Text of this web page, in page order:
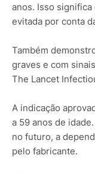
anos. Isso significa
evitada por conta
Também
graves e com
The Lancet
A indicação
a 59 anos de
no futuro, a
pelo fabricante.